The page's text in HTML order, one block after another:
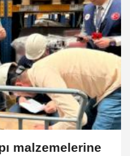
malzemelerine